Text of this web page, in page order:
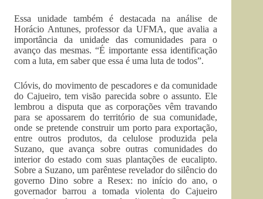
Essa unidade também é destacada na análise de
Horácio Antunes, professor da UFMA, que avalia a
importância da unidade das comunidades para o
avanço das mesmas. “É importante essa identificação
com a luta, em saber que essa é uma luta de todos”.
Clóvis, do movimento de pescadores e da comunidade
do Cajueiro, tem visão parecida sobre o assunto. Ele
lembrou a disputa que as corporações vêm travando
para se apossarem do território de sua comunidade,
onde se pretende construir um porto para exportação,
entre outros produtos, da celulose produzida pela
Suzano, que avança sobre outras comunidades do
interior do estado com suas plantações de eucalipto.
Sobre a Suzano, um parêntese revelador do silêncio do
governo Dino sobre a Resex: no início do ano, o
governador barrou a tomada violenta do Cajueiro